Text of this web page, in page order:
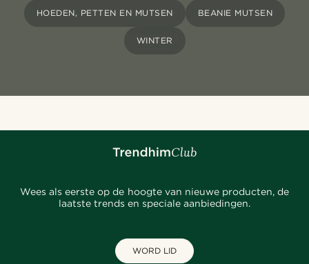
HOEDEN, PETTEN EN MUTSEN BEANIE MUTSEN
WINTER
Wees als eerste op de hoogte van nieuwe producten, de
laatste trends en speciale aanbiedingen.
WORD LID